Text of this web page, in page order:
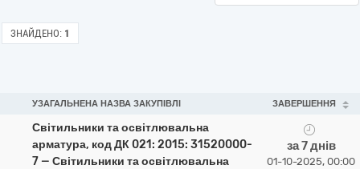
ЗНАЙДЕНО: 1
УЗАГАЛЬНЕНА НАЗВА ЗАКУПІВЛІ ЗАВЕРШЕННЯ
Світильники та освітлювальна
арматура, код ДК 021: 2015: 31520000-
7 — Світильники та освітлювальна
за 7 днів
01-10-2025, 00:00